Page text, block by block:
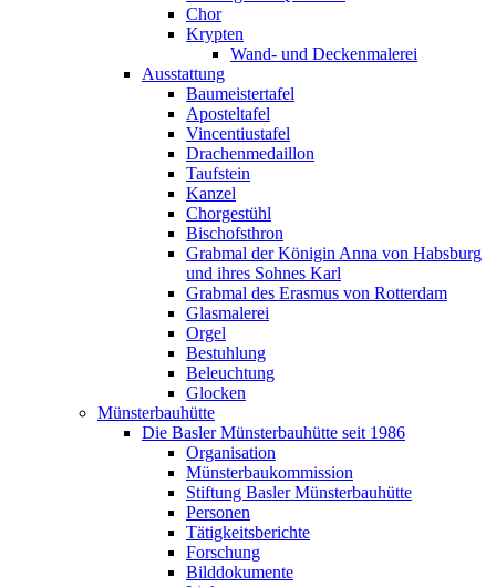
Chor
Krypten
Wand- und Deckenmalerei
Ausstattung
Baumeistertafel
Aposteltafel
Vincentiustafel
Drachenmedaillon
Taufstein
Kanzel
Chorgestühl
Bischofsthron
Grabmal der Königin Anna von Habsburg
und ihres Sohnes Karl
Grabmal des Erasmus von Rotterdam
Glasmalerei
Orgel
Bestuhlung
Beleuchtung
Glocken
Münsterbauhütte
Die Basler Münsterbauhütte seit 1986
Organisation
Münsterbaukommission
Stiftung Basler Münsterbauhütte
Personen
Tätigkeitsberichte
Forschung
Bilddokumente